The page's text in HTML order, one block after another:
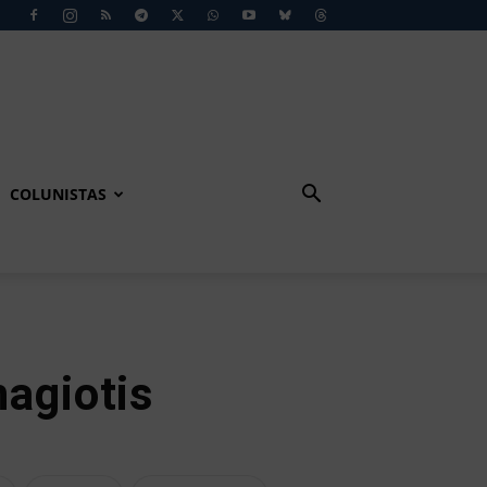
COLUNISTAS